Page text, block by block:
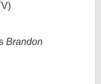
Brandon